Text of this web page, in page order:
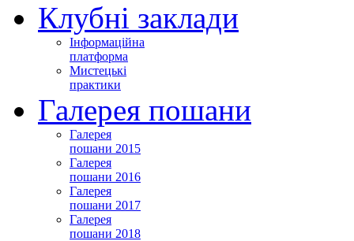
Клубні заклади
Інформаційна
платформа
Мистецькі
практики
Галерея пошани
Галерея
пошани 2015
Галерея
пошани 2016
Галерея
пошани 2017
Галерея
пошани 2018